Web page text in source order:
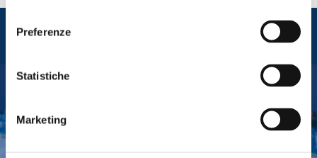
consenso
Preferenze
Statistiche
Marketing
Entra nel mondo di